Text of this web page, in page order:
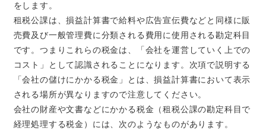
をします。
租税公課は、損益計算書で給料や広告宣伝費などと同様に販
売費及び一般管理費に分類される費用に使用される勘定科目
です。つまりこれらの税金は、「会社を運営していく上での
コスト」として認識されることになります。次項で説明する
「会社の儲けにかかる税金」とは、損益計算書において表示
される場所が異なりますので注意してください。
会社の財産や文書などにかかる税金（租税公課の勘定科目で
経理処理する税金）には、次のようなものがあります。